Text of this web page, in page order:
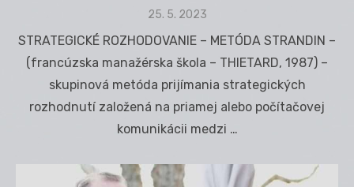
Posted
25. 5. 2023
STRATEGICKÉ ROZHODOVANIE – METÓDA STRANDIN –
(francúzska manažérska škola – THIETARD, 1987) –
skupinová metóda prijímania strategických
rozhodnutí založená na priamej alebo počítačovej
komunikácii medzi …